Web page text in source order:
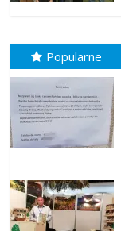
Popularne